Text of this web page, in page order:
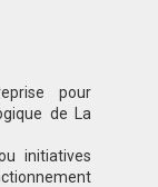
pour
de La
initiatives